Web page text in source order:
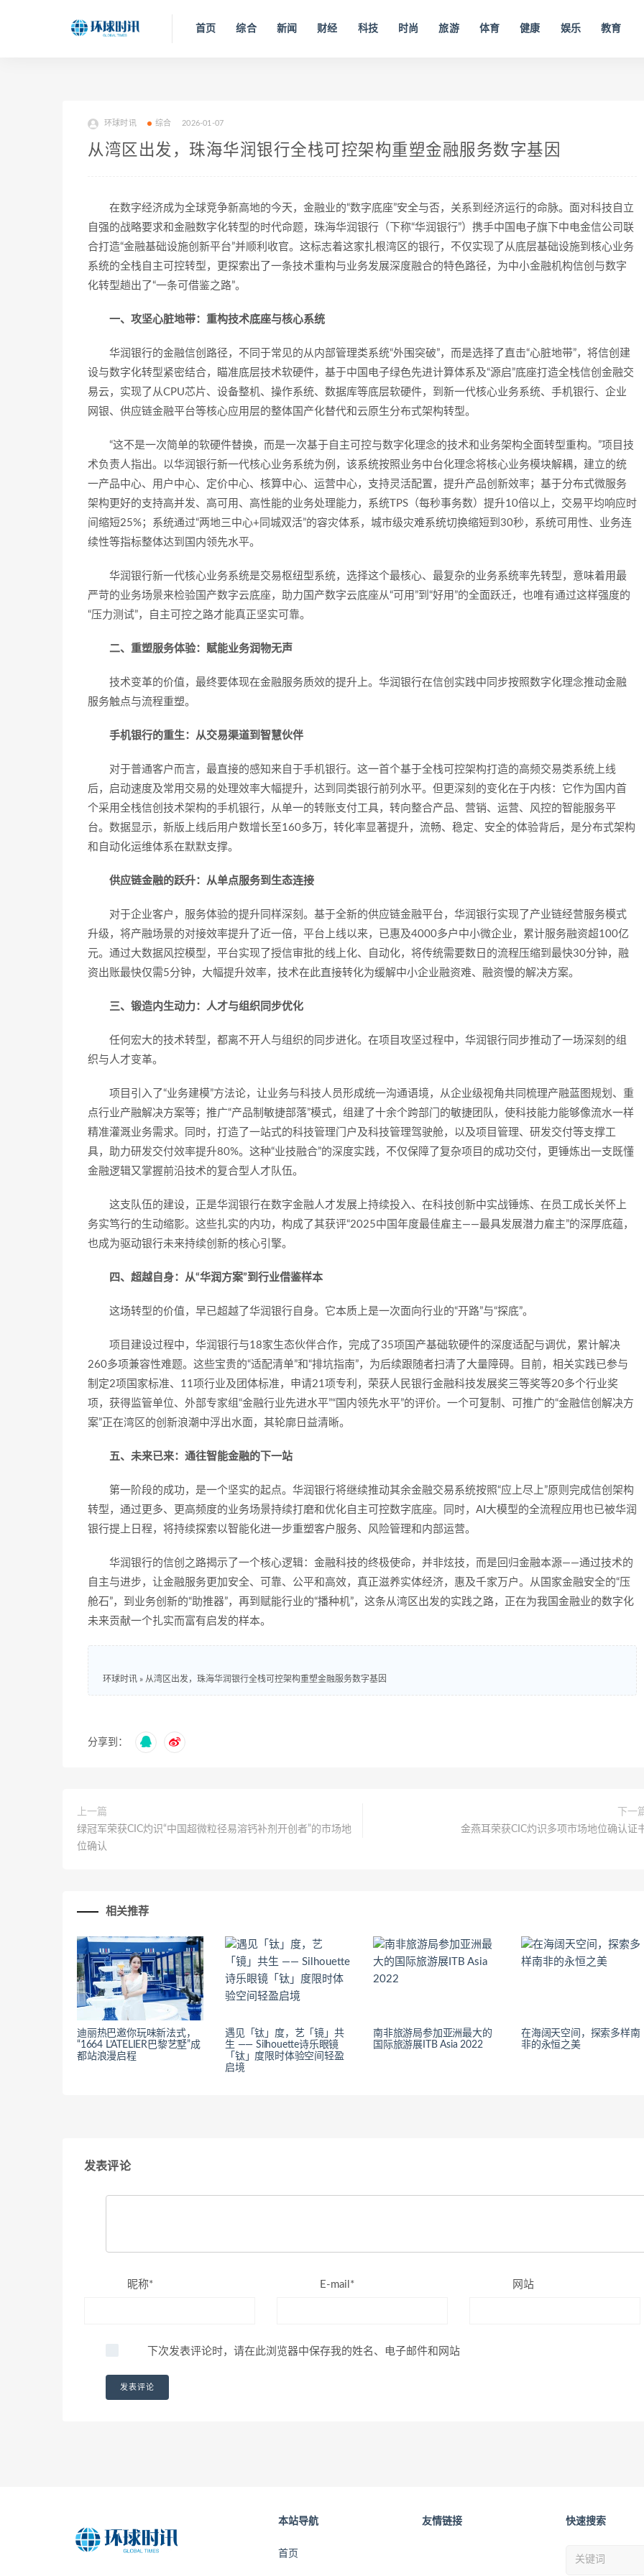
首页 综合 新闻 财经 科技 时尚 旅游 体育 健康 娱乐 教育
环球时讯 综合 2026-01-07
从湾区出发，珠海华润银行全栈可控架构重塑金融服务数字基因
在数字经济成为全球竞争新高地的今天，金融业的“数字底座”安全与否，关系到经济运行的命脉。面对科技自立
自强的战略要求和金融数字化转型的时代命题，珠海华润银行（下称“华润银行”）携手中国电子旗下中电金信公司联
合打造“金融基础设施创新平台”并顺利收官。这标志着这家扎根湾区的银行，不仅实现了从底层基础设施到核心业务
系统的全栈自主可控转型，更探索出了一条技术重构与业务发展深度融合的特色路径，为中小金融机构信创与数字
化转型趟出了“一条可借鉴之路”。
一、攻坚心脏地带：重构技术底座与核心系统
华润银行的金融信创路径，不同于常见的从内部管理类系统“外围突破”，而是选择了直击“心脏地带”，将信创建
设与数字化转型紧密结合，瞄准底层技术软硬件，基于中国电子绿色先进计算体系及“源启”底座打造全栈信创金融交
易云，实现了从CPU芯片、设备整机、操作系统、数据库等底层软硬件，到新一代核心业务系统、手机银行、企业
网银、供应链金融平台等核心应用层的整体国产化替代和云原生分布式架构转型。
“这不是一次简单的软硬件替换，而是一次基于自主可控与数字化理念的技术和业务架构全面转型重构。”项目技
术负责人指出。以华润银行新一代核心业务系统为例，该系统按照业务中台化理念将核心业务模块解耦，建立的统
一产品中心、用户中心、定价中心、核算中心、运营中心，支持灵活配置，提升产品创新效率；基于分布式微服务
架构更好的支持高并发、高可用、高性能的业务处理能力，系统TPS（每秒事务数）提升10倍以上，交易平均响应时
间缩短25%；系统通过“两地三中心+同城双活”的容灾体系，城市级灾难系统切换缩短到30秒，系统可用性、业务连
续性等指标整体达到国内领先水平。
华润银行新一代核心业务系统是交易枢纽型系统，选择这个最核心、最复杂的业务系统率先转型，意味着用最
严苛的业务场景来检验国产数字云底座，助力国产数字云底座从“可用”到“好用”的全面跃迁，也唯有通过这样强度的
“压力测试”，自主可控之路才能真正坚实可靠。
二、重塑服务体验：赋能业务润物无声
技术变革的价值，最终要体现在金融服务质效的提升上。华润银行在信创实践中同步按照数字化理念推动金融
服务触点与流程重塑。
手机银行的重生：从交易渠道到智慧伙伴
对于普通客户而言，最直接的感知来自于手机银行。这一首个基于全栈可控架构打造的高频交易类系统上线
后，启动速度及常用交易的处理效率大幅提升，达到同类银行前列水平。但更深刻的变化在于内核：它作为国内首
个采用全栈信创技术架构的手机银行，从单一的转账支付工具，转向整合产品、营销、运营、风控的智能服务平
台。数据显示，新版上线后用户数增长至160多万，转化率显著提升，流畅、稳定、安全的体验背后，是分布式架构
和自动化运维体系在默默支撑。
供应链金融的跃升：从单点服务到生态连接
对于企业客户，服务体验的提升同样深刻。基于全新的供应链金融平台，华润银行实现了产业链经营服务模式
升级，将产融场景的对接效率提升了近一倍，平台上线以来，已惠及4000多户中小微企业，累计服务融资超100亿
元。通过大数据风控模型，平台实现了授信审批的线上化、自动化，将传统需要数日的流程压缩到最快30分钟，融
资出账最快仅需5分钟，大幅提升效率，技术在此直接转化为缓解中小企业融资难、融资慢的解决方案。
三、锻造内生动力：人才与组织同步优化
任何宏大的技术转型，都离不开人与组织的同步进化。在项目攻坚过程中，华润银行同步推动了一场深刻的组
织与人才变革。
项目引入了“业务建模”方法论，让业务与科技人员形成统一沟通语境，从企业级视角共同梳理产融蓝图规划、重
点行业产融解决方案等；推广“产品制敏捷部落”模式，组建了十余个跨部门的敏捷团队，使科技能力能够像流水一样
精准灌溉业务需求。同时，打造了一站式的科技管理门户及科技管理驾驶舱，以及项目管理、研发交付等支撑工
具，助力研发交付效率提升80%。这种“业技融合”的深度实践，不仅保障了复杂项目的成功交付，更锤炼出一支既懂
金融逻辑又掌握前沿技术的复合型人才队伍。
这支队伍的建设，正是华润银行在数字金融人才发展上持续投入、在科技创新中实战锤炼、在员工成长关怀上
务实笃行的生动缩影。这些扎实的内功，构成了其获评“2025中国年度最佳雇主——最具发展潜力雇主”的深厚底蕴，
也成为驱动银行未来持续创新的核心引擎。
四、超越自身：从“华润方案”到行业借鉴样本
这场转型的价值，早已超越了华润银行自身。它本质上是一次面向行业的“开路”与“探底”。
项目建设过程中，华润银行与18家生态伙伴合作，完成了35项国产基础软硬件的深度适配与调优，累计解决
260多项兼容性难题。这些宝贵的“适配清单”和“排坑指南”，为后续跟随者扫清了大量障碍。目前，相关实践已参与
制定2项国家标准、11项行业及团体标准，申请21项专利，荣获人民银行金融科技发展奖三等奖等20多个行业奖
项，获得监管单位、外部专家组“金融行业先进水平”“国内领先水平”的评价。一个可复制、可推广的“金融信创解决方
案”正在湾区的创新浪潮中浮出水面，其轮廓日益清晰。
五、未来已来：通往智能金融的下一站
第一阶段的成功，是一个坚实的起点。华润银行将继续推动其余金融交易系统按照“应上尽上”原则完成信创架构
转型，通过更多、更高频度的业务场景持续打磨和优化自主可控数字底座。同时，AI大模型的全流程应用也已被华润
银行提上日程，将持续探索以智能化进一步重塑客户服务、风险管理和内部运营。
华润银行的信创之路揭示了一个核心逻辑：金融科技的终极使命，并非炫技，而是回归金融本源——通过技术的
自主与进步，让金融服务更加安全、可靠、公平和高效，真正滋养实体经济，惠及千家万户。从国家金融安全的“压
舱石”，到业务创新的“助推器”，再到赋能行业的“播种机”，这条从湾区出发的实践之路，正在为我国金融业的数字化
未来贡献一个扎实而富有启发的样本。
环球时讯 » 从湾区出发，珠海华润银行全栈可控架构重塑金融服务数字基因
分享到：
上一篇
绿冠军荣获CIC灼识“中国超微粒径易溶钙补剂开创者”的市场地
位确认
下一
金燕耳荣获CIC灼识多项市场地位确认证
相关推荐
迪丽热巴邀你玩味新法式，
“1664 L’ATELIER巴黎艺墅”成
都站浪漫启程
遇见「钛」度，艺「镜」共
生 —— Silhouette诗乐眼镜
「钛」度限时体验空间轻盈
启境
南非旅游局参加亚洲最大的
国际旅游展ITB Asia 2022
在海阔天空间，探索多样南
非的永恒之美
发表评论
昵称* E-mail* 网站
下次发表评论时，请在此浏览器中保存我的姓名、电子邮件和网站
本站导航
首页
友情链接 快速搜索